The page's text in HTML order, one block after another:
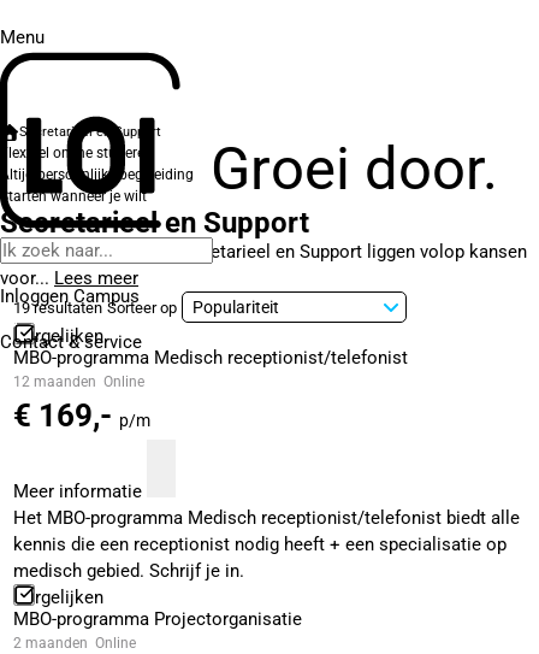
Menu
Groei door.
Inloggen Campus
Contact& service
Secretarieel en Support
Flexibel online studeren
Altijd persoonlijke begeleiding
Starten wanneer je wilt
Secretarieel en Support
Binnen het vakgebied Secretarieel en Support liggen volop kansen
voor... Lees meer
19 resultaten Sorteer op
Vergelijken
MBO-programma Medisch receptionist/telefonist
12 maanden Online
€ 169,- p/m
Meer informatie
Het MBO-programma Medisch receptionist/telefonist biedt alle
kennis die een receptionist nodig heeft + een specialisatie op
medisch gebied. Schrijf je in.
Vergelijken
MBO-programma Projectorganisatie
2 maanden Online